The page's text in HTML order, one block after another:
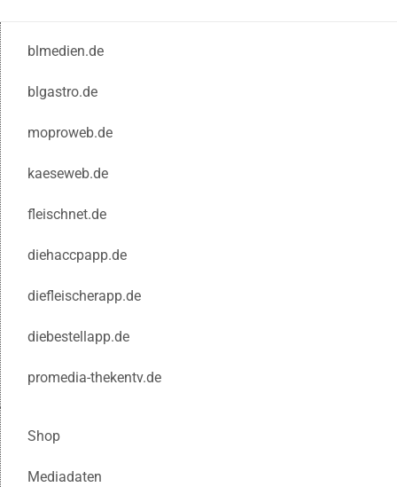
blmedien.de
blgastro.de
moproweb.de
kaeseweb.de
fleischnet.de
diehaccpapp.de
diefleischerapp.de
diebestellapp.de
promedia-thekentv.de
Shop
Mediadaten